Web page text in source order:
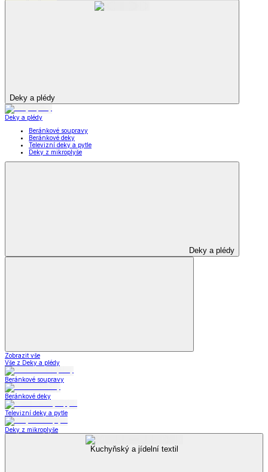
Deky a plédy
Deky a plédy
Beránkové soupravy
Beránkové deky
Televizní deky a pytle
Deky z mikroplyše
Deky a plédy
Zobrazit vše
Vše z Deky a plédy
Beránkové soupravy
Beránkové deky
Televizní deky a pytle
Deky z mikroplyše
Kuchyňský a jídelní textil